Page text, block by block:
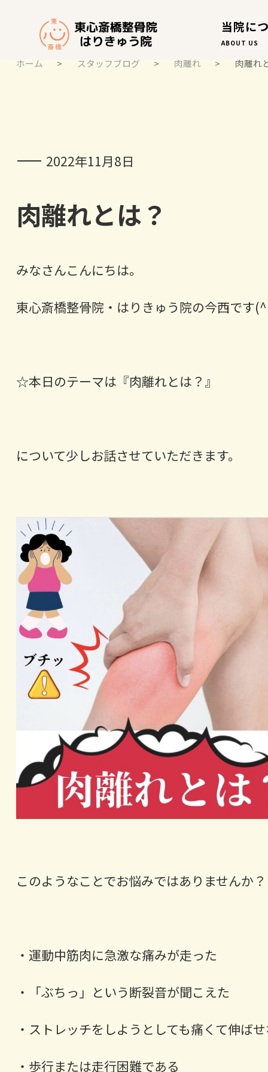
当院に
ABOUT US
ホーム > スタッフブログ > 肉離れ > 肉離れ
2022年11月8日
肉離れとは？
みなさんこんにちは。
東心斎橋整骨院・はりきゅう院の今西です
☆本日のテーマは『肉離れとは？』
について少しお話させていただきます。
このようなことでお悩みではありませんか？
・運動中筋肉に急激な痛みが走った
・「ぶちっ」という断裂音が聞こえた
・ストレッチをしようとしても痛くて伸ば
・歩行または走行困難である